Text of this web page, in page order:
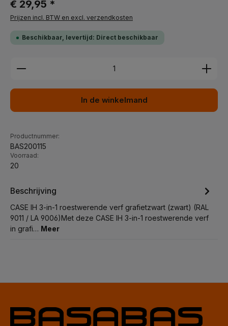
€ 29,95 *
Prijzen incl. BTW en excl. verzendkosten
Beschikbaar, levertijd: Direct beschikbaar
Producthoeveelheid: Voer de gewenste
In de winkelmand
Productnummer:
BAS200115
Voorraad:
20
Beschrijving
CASE IH 3-in-1 roestwerende verf grafietzwart (zwart) (RAL
9011 / LA 9006)Met deze CASE IH 3-in-1 roestwerende verf
in grafi… Meer